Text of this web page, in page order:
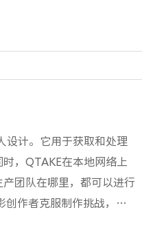
的客户包括重要的国
设计。它用于获取和处理
，QTAKE在本地网络上
团队在哪里，都可以进行
创作者克服制作挑战，并
的协作平台，为任何类